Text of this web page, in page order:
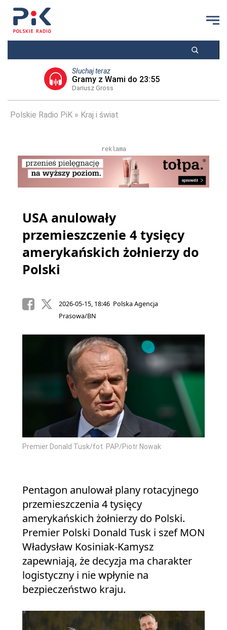
Słuchaj teraz
Gramy z Wami do 23:55
Dariusz Gross
Polskie Radio PiK Kraj i świat
reklama
USA anulowały
przemieszczenie 4 tysięcy
amerykańskich żołnierzy do
Polski
2026-05-15, 18:46 Polska Agencja
Prasowa/BN
Premier Donald Tusk/fot. PAP/Piotr Nowak
Pentagon anulował plany rotacyjnego
przemieszczenia 4 tysięcy
amerykańskich żołnierzy do Polski.
Premier Polski Donald Tusk i szef MON
Władysław Kosiniak-Kamysz
zapewniają, że decyzja ma charakter
logistyczny i nie wpłynie na
bezpieczeństwo kraju.